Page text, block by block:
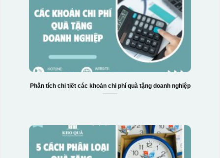
Phân tích chi tiết các khoản chi phí quà tặng doanh nghiệp